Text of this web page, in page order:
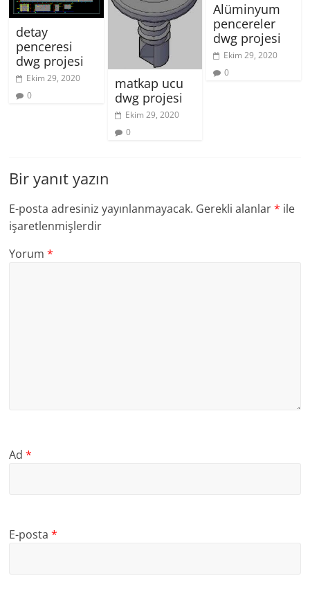
detay
penceresi
dwg projesi
Ekim 29, 2020
0
matkap ucu
dwg projesi
Ekim 29, 2020
0
Alüminyum
pencereler
dwg projesi
Ekim 29, 2020
0
Bir yanıt yazın
E-posta adresiniz yayınlanmayacak. Gerekli alanlar* ile
işaretlenmişlerdir
Yorum*
Ad*
E-posta*